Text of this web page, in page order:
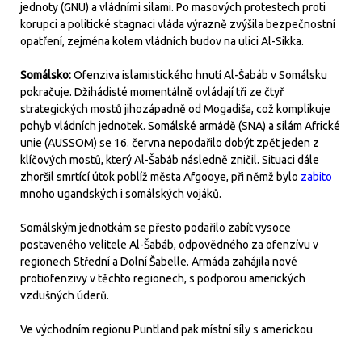
jednoty (GNU) a vládními silami. Po masových protestech proti
korupci a politické stagnaci vláda výrazně zvýšila bezpečnostní
opatření, zejména kolem vládních budov na ulici Al-Sikka.
Somálsko:Ofenziva islamistického hnutí Al-Šabáb v Somálsku
pokračuje. Džihádisté momentálně ovládají tři ze čtyř
strategických mostů jihozápadně od Mogadiša, což komplikuje
pohyb vládních jednotek. Somálské armádě (SNA) a silám Africké
unie (AUSSOM) se 16. června nepodařilo dobýt zpět jeden z
klíčových mostů, který Al-Šabáb následně zničil. Situaci dále
zhoršil smrtící útok poblíž města Afgooye, při němž bylo zabito
mnoho ugandských i somálských vojáků.
Somálským jednotkám se přesto podařilo zabít vysoce
postaveného velitele Al-Šabáb, odpovědného za ofenzívu v
regionech Střední a Dolní Šabelle. Armáda zahájila nové
protiofenzivy v těchto regionech, s podporou amerických
vzdušných úderů.
Ve východním regionu Puntland pak místní síly s americkou